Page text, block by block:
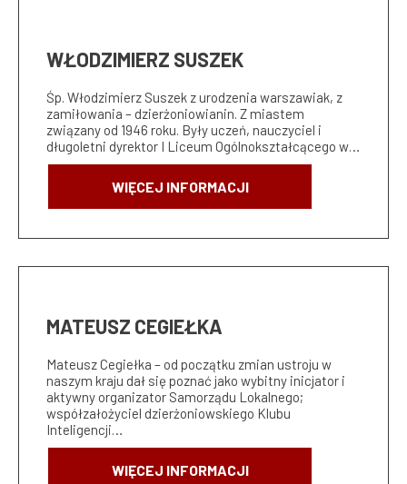
WŁODZIMIERZ SUSZEK
Śp. Włodzimierz Suszek z urodzenia warszawiak, z
zamiłowania – dzierżoniowianin. Z miastem
związany od 1946 roku. Były uczeń, nauczyciel i
długoletni dyrektor I Liceum Ogólnokształcącego w…
WIĘCEJ INFORMACJI
MATEUSZ CEGIEŁKA
Mateusz Cegiełka – od początku zmian ustroju w
naszym kraju dał się poznać jako wybitny inicjator i
aktywny organizator Samorządu Lokalnego;
współzałożyciel dzierżoniowskiego Klubu
Inteligencji…
WIĘCEJ INFORMACJI